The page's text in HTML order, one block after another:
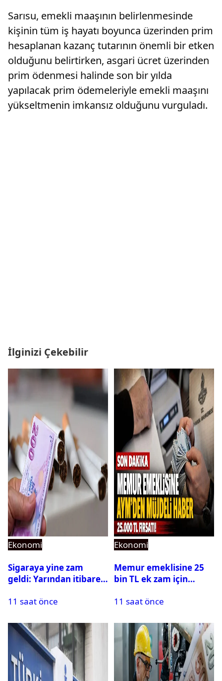
Sarısu, emekli maaşının belirlenmesinde
kişinin tüm iş hayatı boyunca üzerinden prim
hesaplanan kazanç tutarının önemli bir etken
olduğunu belirtirken, asgari ücret üzerinden
prim ödenmesi halinde son bir yılda
yapılacak prim ödemeleriyle emekli maaşını
yükseltmenin imkansız olduğunu vurguladı.
İlginizi Çekebilir
Ekonomi
Sigaraya yine zam
geldi: Yarından itibaren
11 saat önce
Ekonomi
Memur emeklisine 25
bin TL ek zam için
11 saat önce